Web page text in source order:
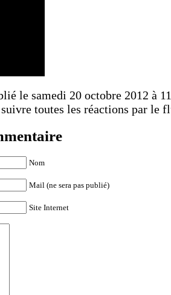
le samedi 20 octobre 2012 à
suivre toutes les réactions par le
Nom
Mail (ne sera pas publié)
Site Internet